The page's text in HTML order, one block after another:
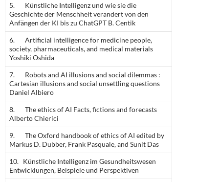
5. Künstliche Intelligenz und wie sie die
Geschichte der Menschheit verändert von den
Anfängen der KI bis zu ChatGPT B. Centik
6. Artificial intelligence for medicine people,
society, pharmaceuticals, and medical materials
Yoshiki Oshida
7. Robots and AI illusions and social dilemmas :
Cartesian illusions and social unsettling questions
Daniel Albiero
8. The ethics of AI Facts, fictions and forecasts
Alberto Chierici
9. The Oxford handbook of ethics of AI edited by
Markus D. Dubber, Frank Pasquale, and Sunit Das
10. Künstliche Intelligenz im Gesundheitswesen
Entwicklungen, Beispiele und Perspektiven